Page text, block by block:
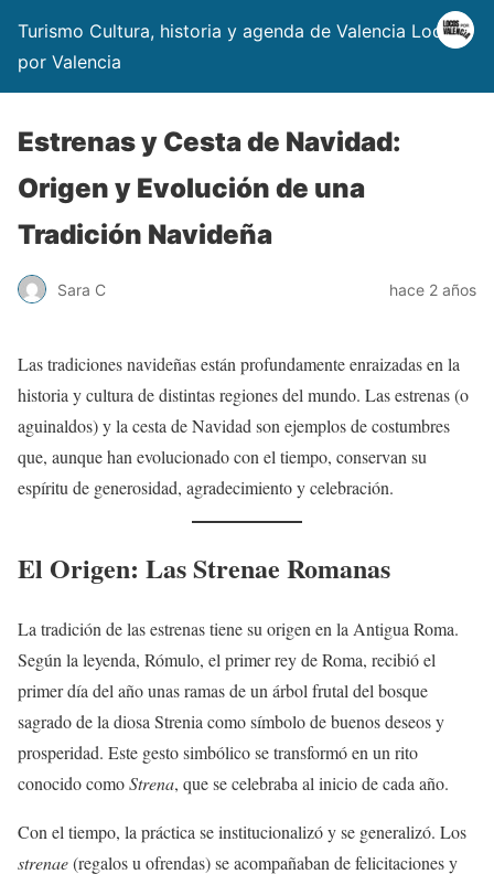
Turismo Cultura, historia y agenda de Valencia Locos
por Valencia
Estrenas y Cesta de Navidad:
Origen y Evolución de una
Tradición Navideña
Sara C hace 2 años
Las tradiciones navideñas están profundamente enraizadas en la
historia y cultura de distintas regiones del mundo. Las estrenas (o
aguinaldos) y la cesta de Navidad son ejemplos de costumbres
que, aunque han evolucionado con el tiempo, conservan su
espíritu de generosidad, agradecimiento y celebración.
El Origen: Las Strenae Romanas
La tradición de las estrenas tiene su origen en la Antigua Roma.
Según la leyenda, Rómulo, el primer rey de Roma, recibió el
primer día del año unas ramas de un árbol frutal del bosque
sagrado de la diosa Strenia como símbolo de buenos deseos y
prosperidad. Este gesto simbólico se transformó en un rito
conocido comoStrena, que se celebraba al inicio de cada año.
Con el tiempo, la práctica se institucionalizó y se generalizó. Los
strenae(regalos u ofrendas) se acompañaban de felicitaciones y